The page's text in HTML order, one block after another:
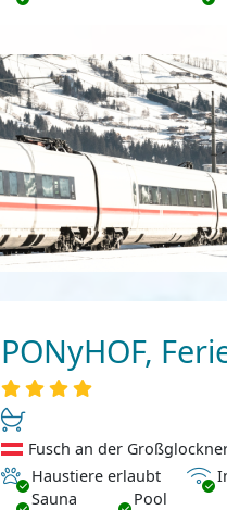
PONyHOF,
Fusch an der
Haustiere erlaubt
Haustiere erlaubt
Sauna
Pool